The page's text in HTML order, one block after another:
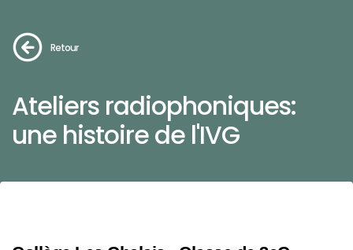
Retour
Ateliers radiophoniques:
une histoire de l'IVG